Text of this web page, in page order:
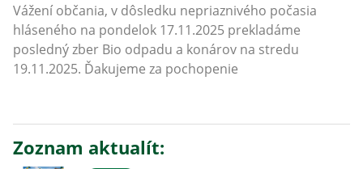
Vážení občania, v dôsledku nepriaznivého počasia
hláseného na pondelok 17.11.2025 prekladáme
posledný zber Bio odpadu a konárov na stredu
19.11.2025. Ďakujeme za pochopenie
Zoznam aktualít: